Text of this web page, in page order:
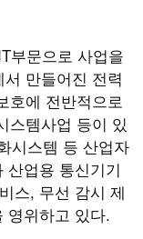
부문으로 사업을
만들어진 전력
호에 전반적으로
스템사업 등이 있
시스템 등 산업자
산업용 통신기기
스, 무선 감시 제
영위하고 있다.